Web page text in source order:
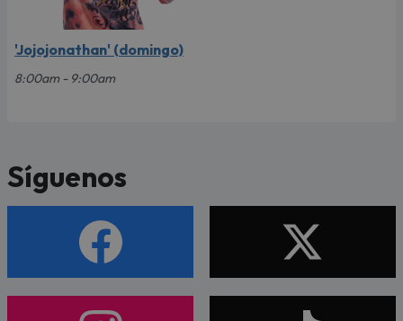
'Jojojonathan' (domingo)
8:00am - 9:00am
Síguenos